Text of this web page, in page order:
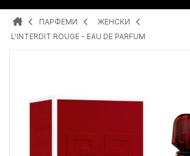
ПАРФЕМИ
ЖЕНСКИ
L'INTERDIT ROUGE - EAU DE PARFUM